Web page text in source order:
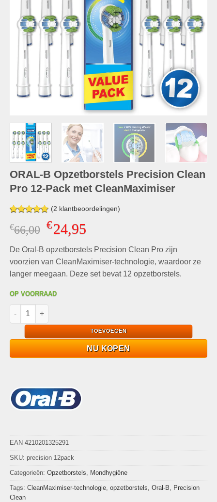
ORAL-B Opzetborstels Precision Clean
Pro 12-Pack met CleanMaximiser
Gewaardeerd
5.00op 5
gebaseerd
waarderingen
(2 klantbeoordelingen)
€66,00 Oorspronkelijke
was:
€66,00.
€24,95Huidige
is:
€24,95.
De Oral-B opzetborstels Precision Clean Pro zijn
voorzien van CleanMaximiser-technologie, waardoor ze
langer meegaan. Deze set bevat 12 opzetborstels.
OP VOORRAAD
ORAL-B Opzetborstels Precision Clean Pro 12-Pack met
TOEVOEGEN
NU KOPEN
EAN 4210201325291
SKU: precision 12pack
Categorieën: Opzetborstels, Mondhygiëne
Tags: CleanMaximiser-technologie, opzetborstels, Oral-B, Precision
Clean